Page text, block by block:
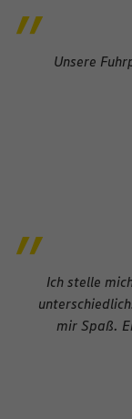
Unsere
Ich stelle
mir Spaß.